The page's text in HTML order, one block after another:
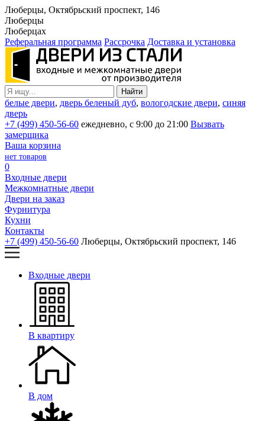
Люберцы, Октябрьский проспект, 146
Люберцы
Люберцах
Реферальная программа Рассрочка Доставка и установка
белые двери, дверь беленый дуб, вологодские двери, синяя
дверь
+7 (499) 450-56-60 ежедневно, с 9:00 до 21:00 Вызвать
замерщика
Ваша корзина
нет товаров
0
Входные двери
Межкомнатные двери
Двери на заказ
Фурнитура
Кухни
Контакты
+7 (499) 450-56-60 Люберцы, Октябрьский проспект, 146
Входные двери
В квартиру
В дом